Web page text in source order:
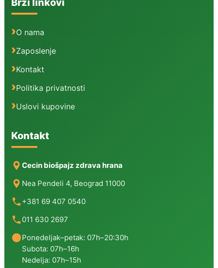
Brzi linkovi
O nama
Zaposlenje
Kontakt
Politika privatnosti
Uslovi kupovine
Kontakt
Cecin biošpajz zdrava hrana
Nea Pendeli 4, Beograd 11000
+381 69 407 0540
011 630 2697
Ponedeljak–petak: 07h–20:30h
Subota: 07h–16h
Nedelja: 07h–15h